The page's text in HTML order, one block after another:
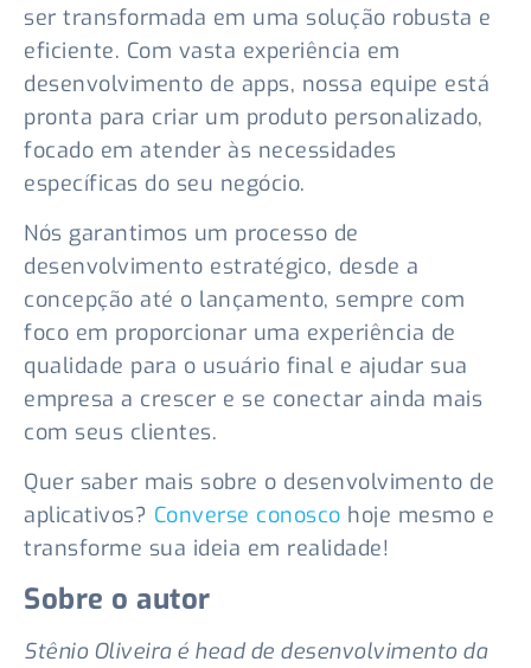
ser transformada em uma solução robusta e
eficiente. Com vasta experiência em
desenvolvimento de apps, nossa equipe está
pronta para criar um produto personalizado,
focado em atender às necessidades
específicas do seu negócio.
Nós garantimos um processo de
desenvolvimento estratégico, desde a
concepção até o lançamento, sempre com
foco em proporcionar uma experiência de
qualidade para o usuário final e ajudar sua
empresa a crescer e se conectar ainda mais
com seus clientes.
Quer saber mais sobre o desenvolvimento de
aplicativos? Converse conosco hoje mesmo e
transforme sua ideia em realidade!
Sobre o autor
Stênio Oliveira é head de desenvolvimento da